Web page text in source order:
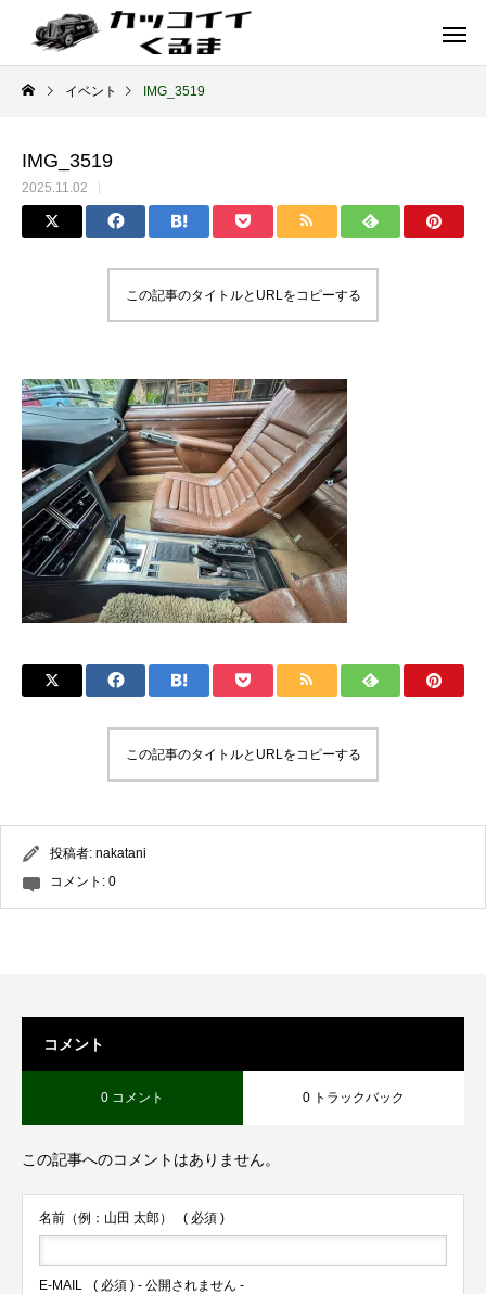
イギリス車
ENGLAND
ドイツ車
GERMANY
イベント IMG_3519
IMG_3519
2025.11.02
この記事のタイトルとURLをコピーする
この記事のタイトルとURLをコピーする
投稿者: nakatani
コメント: 0
コメント
0 コメント 0 トラックバック
この記事へのコメントはありません。
名前（例：山田 太郎） ( 必須 )
E-MAIL ( 必須 ) - 公開されません -